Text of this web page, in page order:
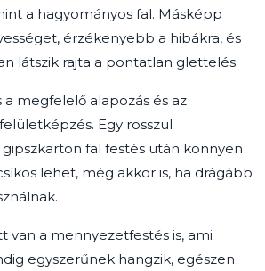
a hagyományos fal. Másképp
érzékenyebb a hibákra, és
látszik rajta a pontatlan glettelés.
a megfelelő alapozás és az
Egy rosszul
fal festés után könnyen
lehet, még akkor is, ha drágább
van a mennyezetfestés is, ami
egyszerűnek hangzik, egészen